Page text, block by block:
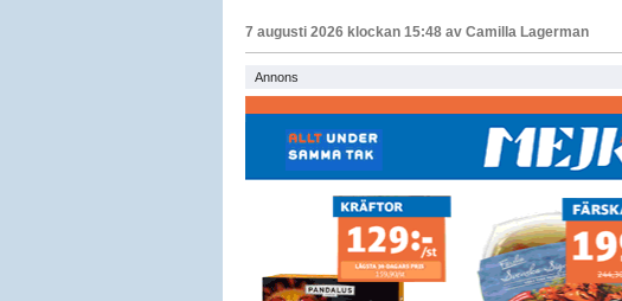
7 augusti 2026 klockan 15:48 av Camilla Lagerman
Annons